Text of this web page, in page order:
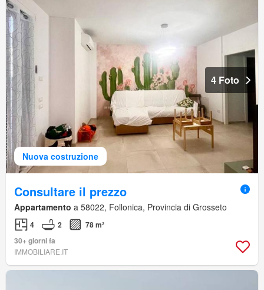
Nuova costruzione
4 Foto
Consultare il prezzo
Appartamento a 58022, Follonica, Provincia di Grosseto
4 2
78 m²
30+ giorni fa
IMMOBILIARE.IT